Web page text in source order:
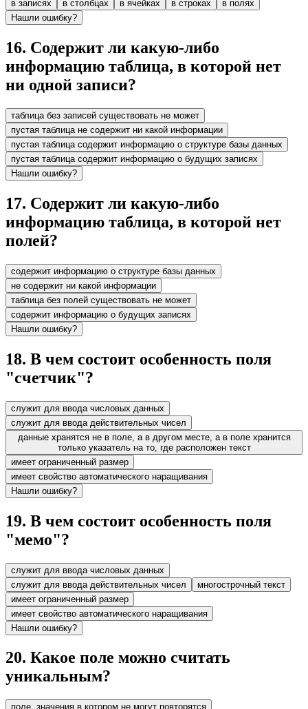
в записях в столбцах в ячейках в строках
в полях
Нашли ошибку?
16. Содержит ли какую-либо
информацию таблица, в которой нет
ни одной записи?
таблица без записей существовать не может
пустая таблица не содержит ни какой информации
пустая таблица содержит информацию о структуре базы данных
пустая таблица содержит информацию о будущих записях
Нашли ошибку?
17. Содержит ли какую-либо
информацию таблица, в которой нет
полей?
содержит информацию о структуре базы данных
не содержит ни какой информации
таблица без полей существовать не может
содержит информацию о будущих записях
Нашли ошибку?
18. В чем состоит особенность поля
"счетчик"?
служит для ввода числовых данных
служит для ввода действительных чисел
данные хранятся не в поле, а в другом месте, а в поле хранится
только указатель на то, где расположен текст
имеет ограниченный размер
имеет свойство автоматического наращивания
Нашли ошибку?
19. В чем состоит особенность поля
"мемо"?
служит для ввода числовых данных
служит для ввода действительных чисел
многострочный текст
имеет ограниченный размер
имеет свойство автоматического наращивания
Нашли ошибку?
20. Какое поле можно считать
уникальным?
поле, значения в котором не могут повторятся